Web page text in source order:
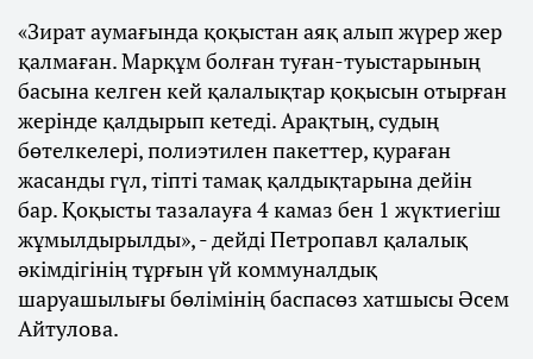
«Зират аумағында қоқыстан аяқ алып жүрер жер
қалмаған. Марқұм болған туған-туыстарының
басына келген кей қалалықтар қоқысын отырған
жерінде қалдырып кетеді. Арақтың, судың
бөтелкелері, полиэтилен пакеттер, қураған
жасанды гүл, тіпті тамақ қалдықтарына дейін
бар. Қоқысты тазалауға 4 камаз бен 1 жүктиегіш
жұмылдырылды», - дейді Петропавл қалалық
әкімдігінің тұрғын үй коммуналдық
шаруашылығы бөлімінің баспасөз хатшысы Әсем
Айтулова.